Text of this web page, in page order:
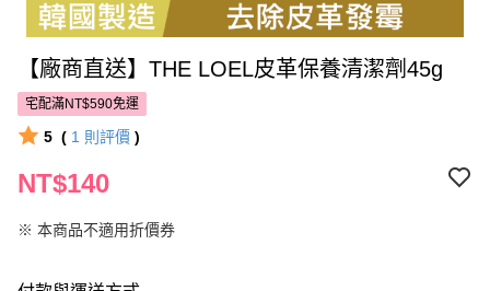
【廠商直送】THE LOEL皮革保養清潔劑45g
宅配滿NT$590免運
5 ( 1 則評價 )
NT$140
※ 本商品不適用折價券